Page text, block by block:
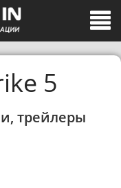
5
трейлеры